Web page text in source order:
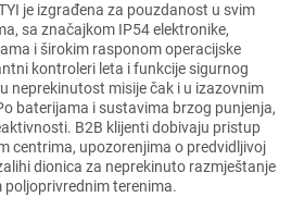
je izgrađena za pouzdanost u svim
sa značajkom IP54 elektronike,
i širokim rasponom operacijske
kontroleri leta i funkcije sigurnog
neprekinutost misije čak i u izazovnim
baterijama i sustavima brzog punjenja,
B2B klijenti dobivaju pristup
centrima, upozorenjima o predvidljivoj
dionica za neprekinuto razmještanje
poljoprivrednim terenima.